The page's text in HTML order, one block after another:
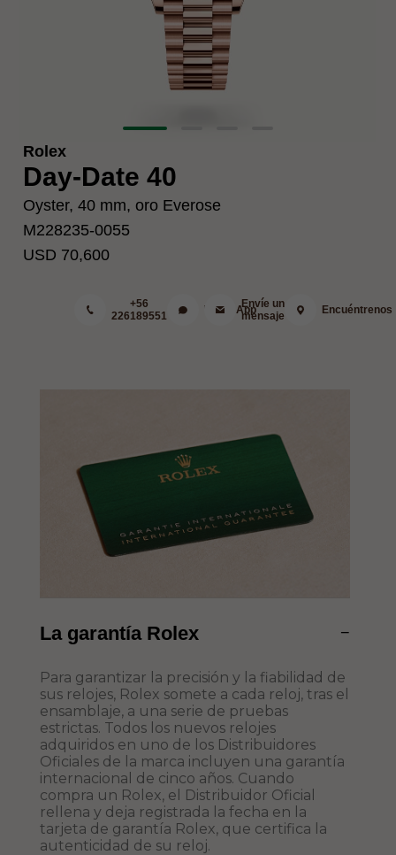
Rolex
Day-Date 40
Oyster, 40 mm, oro Everose
M228235-0055
USD 70,600
+56
226189551
WhatsAppEnvíe un
mensaje
Encuéntrenos
La garantía Rolex −
Para garantizar la precisión y la fiabilidad de
sus relojes, Rolex somete a cada reloj, tras el
ensamblaje, a una serie de pruebas
estrictas. Todos los nuevos relojes
adquiridos en uno de los Distribuidores
Oficiales de la marca incluyen una garantía
internacional de cinco años. Cuando
compra un Rolex, el Distribuidor Oficial
rellena y deja registrada la fecha en la
tarjeta de garantía Rolex, que certifica la
autenticidad de su reloj.